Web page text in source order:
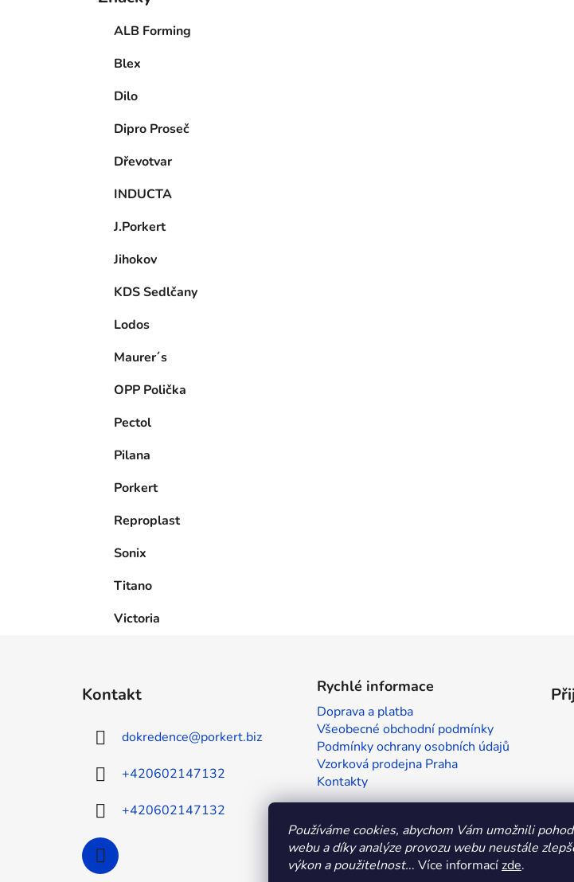
Používáme cookies, abychom Vám umožnili
webu a díky analýze provozu webu neustále
výkon a použitelnost... Více informacízde.
ALB Forming
Blex
Dilo
Dipro Proseč
Dřevotvar
INDUCTA
J.Porkert
Jihokov
KDS Sedlčany
Lodos
Maurer´s
OPP Polička
Pectol
Pilana
Porkert
Reproplast
Sonix
Titano
Victoria
Kontakt
dokredence@porkert.biz
+420602147132
+420602147132
Rychlé informace
Doprava a platba
Všeobecné obchodní podmínky
Podmínky ochrany osobních údajů
Vzorková prodejna Praha
Kontakty